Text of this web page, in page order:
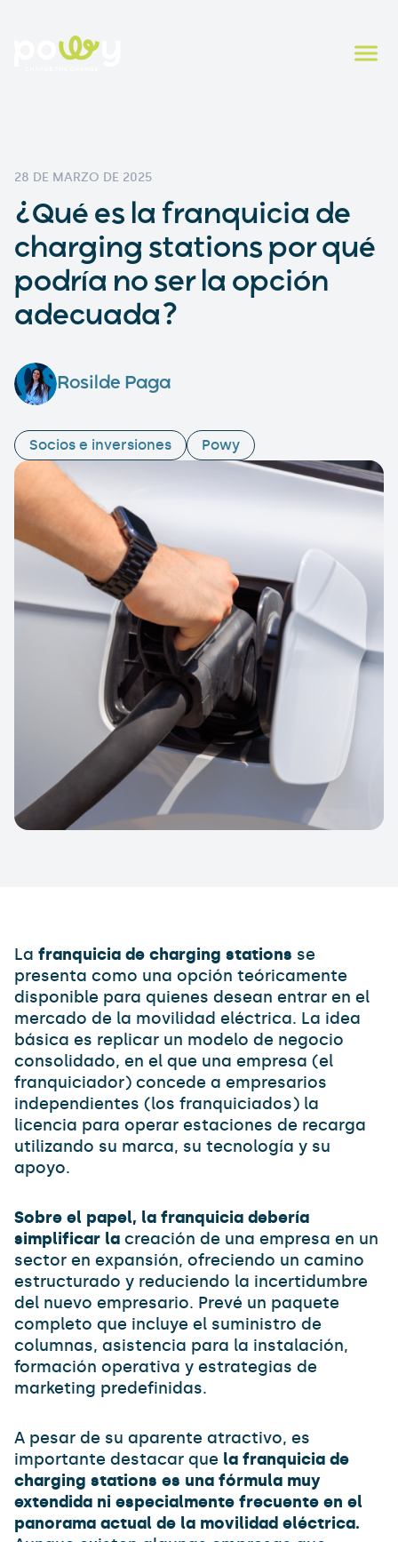
28 DE MARZO DE 2025
¿Qué es la franquicia de
charging stations por qué
podría no ser la opción
adecuada?
Rosilde Paga
Socios e inversiones Powy
La franquicia de charging stations se
presenta como una opción teóricamente
disponible para quienes desean entrar en el
mercado de la movilidad eléctrica. La idea
básica es replicar un modelo de negocio
consolidado, en el que una empresa (el
franquiciador) concede a empresarios
independientes (los franquiciados) la
licencia para operar estaciones de recarga
utilizando su marca, su tecnología y su
apoyo.
Sobre el papel, la franquicia debería
simplificar la creación de una empresa en un
sector en expansión, ofreciendo un camino
estructurado y reduciendo la incertidumbre
del nuevo empresario. Prevé un paquete
completo que incluye el suministro de
columnas, asistencia para la instalación,
formación operativa y estrategias de
marketing predefinidas.
A pesar de su aparente atractivo, es
importante destacar que la franquicia de
charging stations es una fórmula muy
extendida ni especialmente frecuente en el
panorama actual de la movilidad eléctrica.